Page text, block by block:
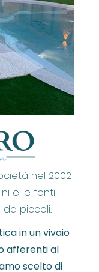
nel 2002
e le fonti
da piccoli.
in un vivaio
afferenti al
scelto di